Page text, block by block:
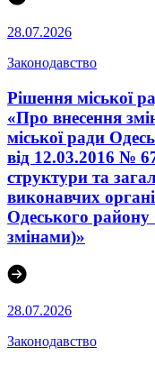
28.07.2026
Законодавство
Рішення міської
«Про внесення
міської ради
від 12.03.2016 №
структури та
виконавчих
Одеського району
змінами)»
28.07.2026
Законодавство